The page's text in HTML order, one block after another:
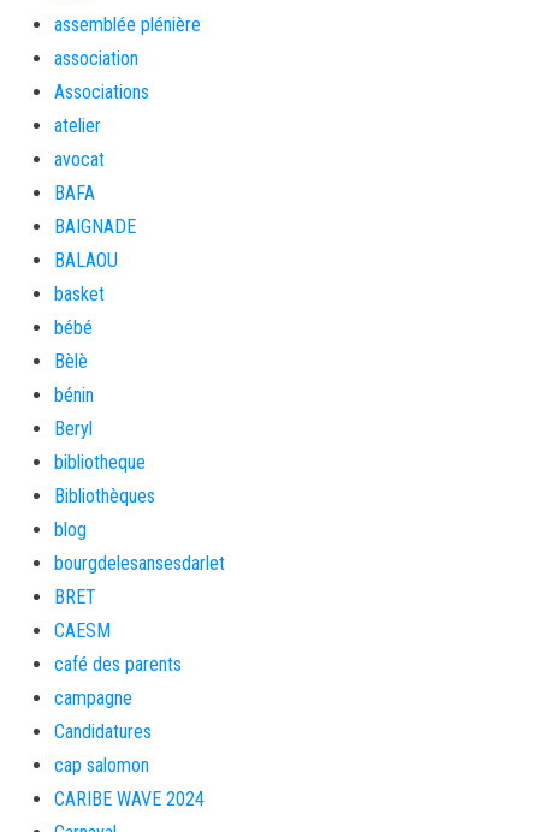
assemblée plénière
association
Associations
atelier
avocat
BAFA
BAIGNADE
BALAOU
basket
bébé
Bèlè
bénin
Beryl
bibliotheque
Bibliothèques
blog
bourgdelesansesdarlet
BRET
CAESM
café des parents
campagne
Candidatures
cap salomon
CARIBE WAVE 2024